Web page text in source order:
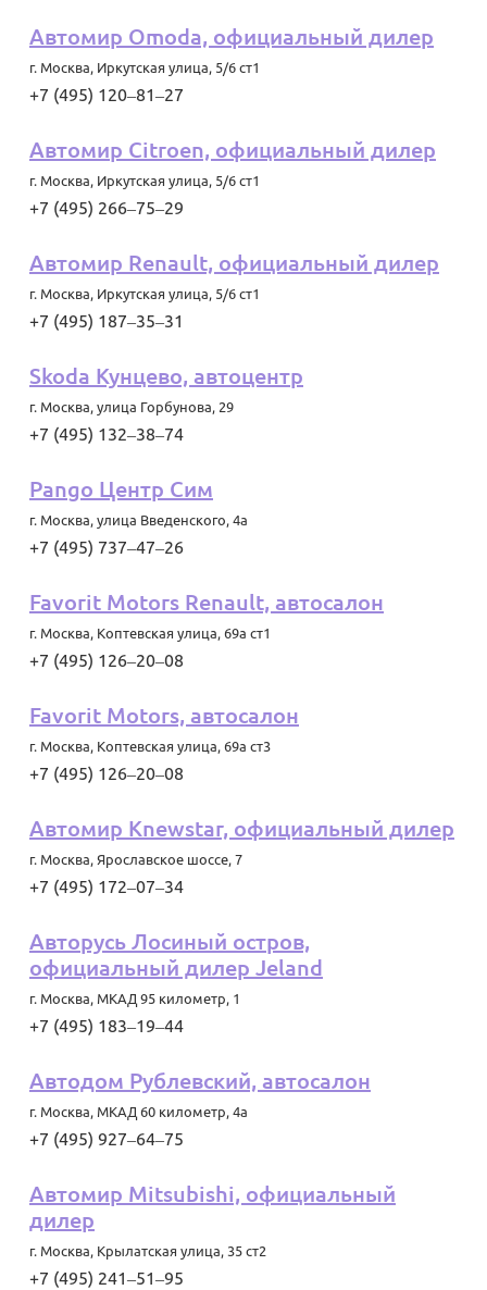
Автомир Omoda, официальный дилер
г. Москва, Иркутская улица, 5/6 ст1
+7 (495) 120‒81‒27
Автомир Citroen, официальный дилер
г. Москва, Иркутская улица, 5/6 ст1
+7 (495) 266‒75‒29
Автомир Renault, официальный дилер
г. Москва, Иркутская улица, 5/6 ст1
+7 (495) 187‒35‒31
Skoda Кунцево, автоцентр
г. Москва, улица Горбунова, 29
+7 (495) 132‒38‒74
Pango Центр Сим
г. Москва, улица Введенского, 4а
+7 (495) 737‒47‒26
Favorit Motors Renault, автосалон
г. Москва, Коптевская улица, 69а ст1
+7 (495) 126‒20‒08
Favorit Motors, автосалон
г. Москва, Коптевская улица, 69а ст3
+7 (495) 126‒20‒08
Автомир Knewstar, официальный дилер
г. Москва, Ярославское шоссе, 7
+7 (495) 172‒07‒34
Авторусь Лосиный остров,
официальный дилер Jeland
г. Москва, МКАД 95 километр, 1
+7 (495) 183‒19‒44
Автодом Рублевский, автосалон
г. Москва, МКАД 60 километр, 4а
+7 (495) 927‒64‒75
Автомир Mitsubishi, официальный
дилер
г. Москва, Крылатская улица, 35 ст2
+7 (495) 241‒51‒95